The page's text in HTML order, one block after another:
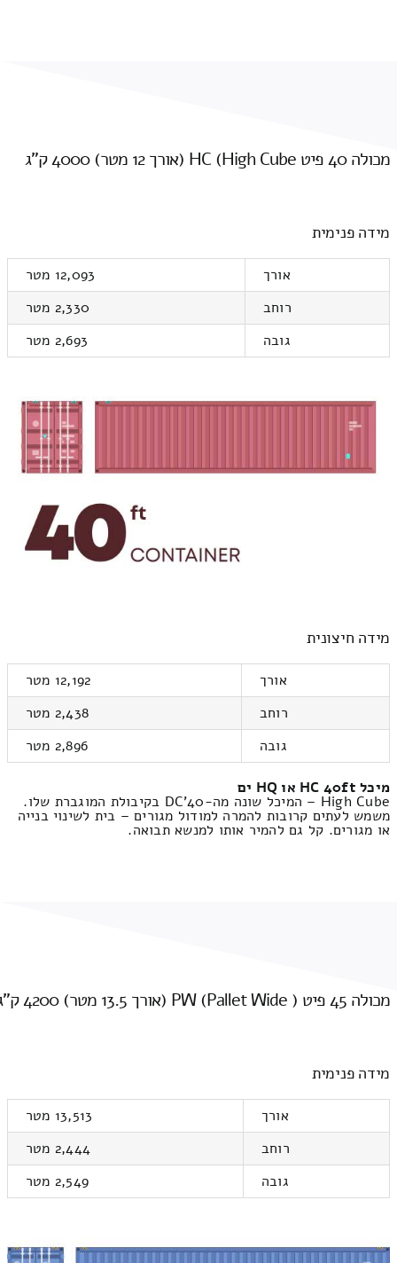
מכולה 40 פיט HC (High Cube (אורך 12 מטר) 4000 ק"ג
מידה פנימית
אורך
12,093 מטר
רוחב
2,330 מטר
גובה
2,693 מטר
מידה חיצונית
אורך
12,192 מטר
רוחב
2,438 מטר
גובה
2,896 מטר
מיכל HC 40ft או HQ ים
High Cube – המיכל שונה מה-40'DC בקיבולת המוגברת שלו.
משמש לעתים קרובות להמרה למודול מגורים – בית לשינוי בנייה
או מגורים. קל גם להמיר אותו למנשא תבואה.
מכולה 45 פיט PW (Pallet Wide ) (אורך 13.5 מטר) 4200 ק"ג
מידה פנימית
אורך
13,513 מטר
רוחב
2,444 מטר
גובה
2,549 מטר